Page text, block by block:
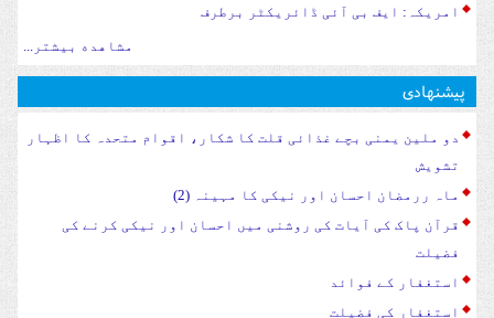
امریکہ: ایف بی آئی ڈائریکٹر برطرف
مشاهده بیشتر...
پیشنهادی
دو ملین یمنی بچے غذائی قلت کا شکار، اقوام متحدہ کا اظہار
تشویش
ماہ ررمضان احسان اور نیکی کا مہینہ (2)
قرآن پاک کی آیات کی روشنی میں احسان اور نیکی کرنے کی
فضیلت
استغفار کے فوائد
استغفار کی فضیلت